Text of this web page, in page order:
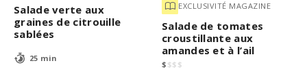
Salade verte aux
graines de citrouille
sablées
25 min
EXCLUSIVITÉ MAGAZINE
Salade de tomates
croustillante aux
amandes et à l’ail
$ $$ $